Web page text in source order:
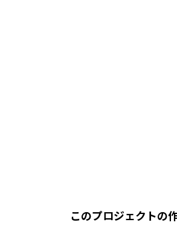
このプロジェクトの